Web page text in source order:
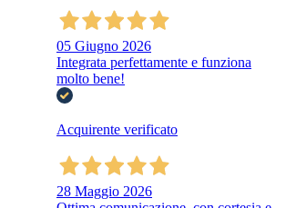
05 Giugno 2026
Integrata perfettamente e funziona
molto bene!
Acquirente verificato
28 Maggio 2026